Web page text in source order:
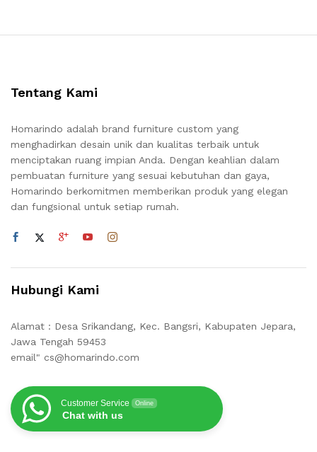
Tentang Kami
Homarindo adalah brand furniture custom yang
menghadirkan desain unik dan kualitas terbaik untuk
menciptakan ruang impian Anda. Dengan keahlian dalam
pembuatan furniture yang sesuai kebutuhan dan gaya,
Homarindo berkomitmen memberikan produk yang elegan
dan fungsional untuk setiap rumah.
Hubungi Kami
Alamat : Desa Srikandang, Kec. Bangsri, Kabupaten Jepara,
Jawa Tengah 59453
email" cs@homarindo.com
Customer Service Online
Chat with us